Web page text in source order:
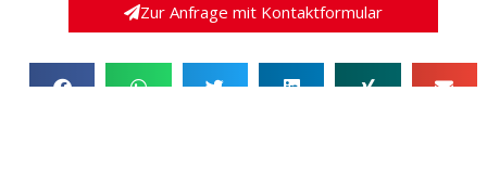
Zur Anfrage mit Kontaktformular